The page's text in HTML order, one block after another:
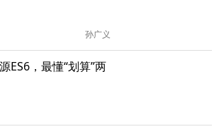
孙广义
ES6，最懂“划算”两